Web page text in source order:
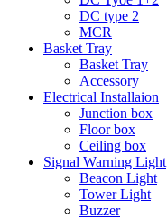
DC type 2
MCR
Basket Tray
Basket Tray
Accessory
Electrical Installaion
Junction box
Floor box
Ceiling box
Signal Warning Light
Beacon Light
Tower Light
Buzzer